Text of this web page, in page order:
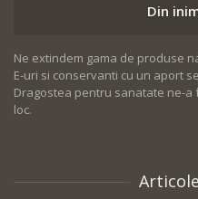
Din
Ne extindem gama de produse
E-uri si conservanti cu un aport
Dragostea pentru sanatate ne-a
loc.
Articole